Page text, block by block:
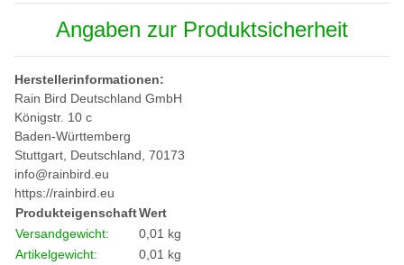
Angaben zur Produktsicherheit
Herstellerinformationen:
Rain Bird Deutschland GmbH
Königstr. 10 c
Baden-Württemberg
Stuttgart, Deutschland, 70173
info@rainbird.eu
https://rainbird.eu
ProdukteigenschaftWert
Versandgewicht:
0,01 kg
Artikelgewicht:
0,01 kg